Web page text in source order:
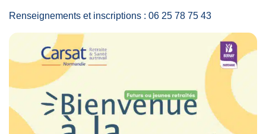
Renseignements et inscriptions : 06 25 78 75 43